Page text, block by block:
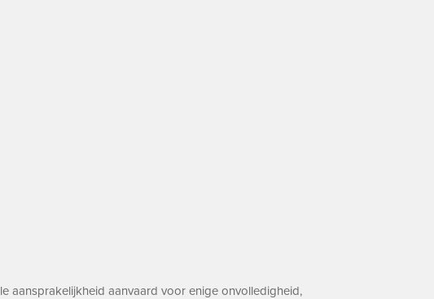
aansprakelijkheid aanvaard voor enige onvolledigheid,